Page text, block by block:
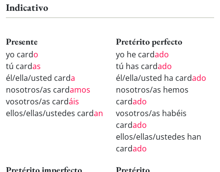
Indicativo
Presente
yo cardo
tú cardas
él/ella/usted carda
nosotros/as cardamos
vosotros/as cardáis
ellos/ellas/ustedes cardan
Pretérito perfecto
yo he cardado
tú has cardado
él/ella/usted ha cardado
nosotros/as hemos
cardado
vosotros/as habéis
cardado
ellos/ellas/ustedes han
cardado